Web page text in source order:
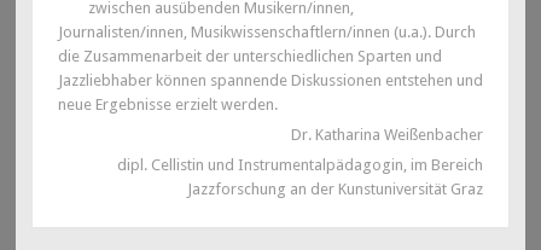
zwischen ausübenden Musikern/innen,
Journalisten/innen, Musikwissenschaftlern/innen (u.a.). Durch
die Zusammenarbeit der unterschiedlichen Sparten und
Jazzliebhaber können spannende Diskussionen entstehen und
neue Ergebnisse erzielt werden.
Dr. Katharina Weißenbacher
dipl. Cellistin und Instrumentalpädagogin, im Bereich
Jazzforschung an der Kunstuniversität Graz